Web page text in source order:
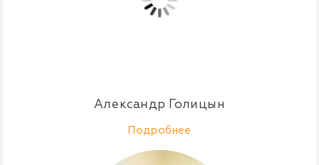
Александр Голицын
Подробнее